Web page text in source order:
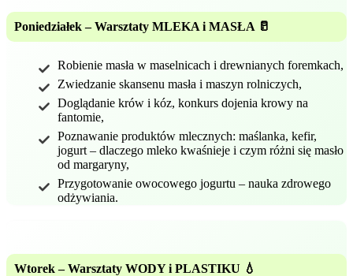
Poniedziałek – Warsztaty MLEKA i MASŁA 🥛
Robienie masła w maselnicach i drewnianych foremkach,
Zwiedzanie skansenu masła i maszyn rolniczych,
Doglądanie krów i kóz, konkurs dojenia krowy na
fantomie,
Poznawanie produktów mlecznych: maślanka, kefir,
jogurt – dlaczego mleko kwaśnieje i czym różni się masło
od margaryny,
Przygotowanie owocowego jogurtu – nauka zdrowego
odżywiania.
Wtorek – Warsztaty WODY i PLASTIKU 💧